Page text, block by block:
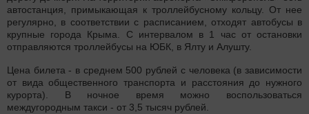
автостанция, примыкающая к троллейбусному кольцу. От нее
регулярно, в соответствии с расписанием, отходят автобусы в
крупные города Крыма. С интервалом в 1 час от остановки
отправляются троллейбусы на ЮБК, в Ялту и Алушту.
Цена билета - в среднем 500 рублей с человека (в зависимости
от вида общественного транспорта и расстояния до нужного
курорта). В ночное время можно воспользоваться
междугородным такси - от 3,5 тысяч рублей.